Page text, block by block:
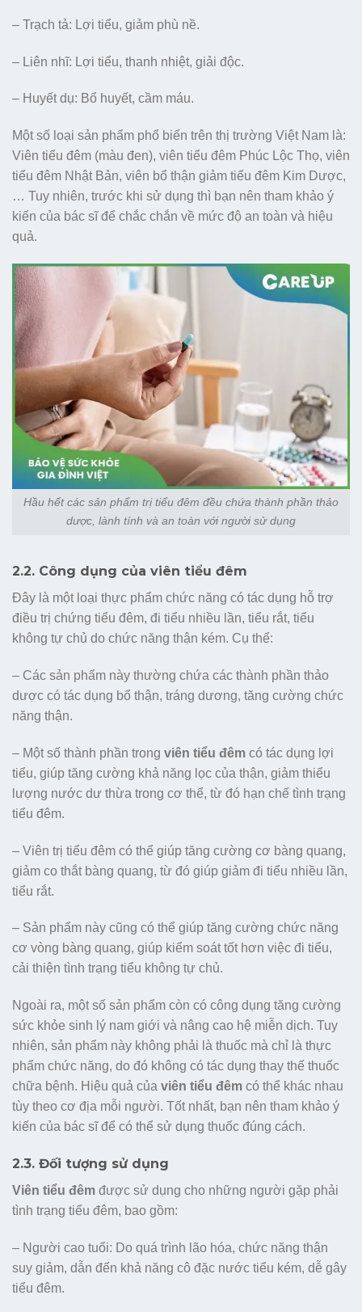
– Trạch tả: Lợi tiểu, giảm phù nề.
– Liên nhĩ: Lợi tiểu, thanh nhiệt, giải độc.
– Huyết dụ: Bổ huyết, cầm máu.
Một số loại sản phẩm phổ biến trên thị trường Việt Nam là:
Viên tiểu đêm (màu đen), viên tiểu đêm Phúc Lộc Thọ, viên
tiểu đêm Nhật Bản, viên bổ thận giảm tiểu đêm Kim Dược,
… Tuy nhiên, trước khi sử dụng thì bạn nên tham khảo ý
kiến của bác sĩ để chắc chắn về mức độ an toàn và hiệu
quả.
Hầu hết các sản phẩm trị tiểu đêm đều chứa thành phần thảo
dược, lành tính và an toàn với người sử dụng
2.2. Công dụng của viên tiểu đêm
Đây là một loại thực phẩm chức năng có tác dụng hỗ trợ
điều trị chứng tiểu đêm, đi tiểu nhiều lần, tiểu rắt, tiểu
không tự chủ do chức năng thận kém. Cụ thể:
– Các sản phẩm này thường chứa các thành phần thảo
dược có tác dụng bổ thận, tráng dương, tăng cường chức
năng thận.
– Một số thành phần trong viên tiểu đêm có tác dụng lợi
tiểu, giúp tăng cường khả năng lọc của thận, giảm thiểu
lượng nước dư thừa trong cơ thể, từ đó hạn chế tình trạng
tiểu đêm.
– Viên trị tiểu đêm có thể giúp tăng cường cơ bàng quang,
giảm co thắt bàng quang, từ đó giúp giảm đi tiểu nhiều lần,
tiểu rắt.
– Sản phẩm này cũng có thể giúp tăng cường chức năng
cơ vòng bàng quang, giúp kiểm soát tốt hơn việc đi tiểu,
cải thiện tình trạng tiểu không tự chủ.
Ngoài ra, một số sản phẩm còn có công dụng tăng cường
sức khỏe sinh lý nam giới và nâng cao hệ miễn dịch. Tuy
nhiên, sản phẩm này không phải là thuốc mà chỉ là thực
phẩm chức năng, do đó không có tác dụng thay thế thuốc
chữa bệnh. Hiệu quả của viên tiểu đêm có thể khác nhau
tùy theo cơ địa mỗi người. Tốt nhất, bạn nên tham khảo ý
kiến của bác sĩ để có thể sử dụng thuốc đúng cách.
2.3. Đối tượng sử dụng
Viên tiểu đêm được sử dụng cho những người gặp phải
tình trạng tiểu đêm, bao gồm:
– Người cao tuổi: Do quá trình lão hóa, chức năng thận
suy giảm, dẫn đến khả năng cô đặc nước tiểu kém, dễ gây
tiểu đêm.